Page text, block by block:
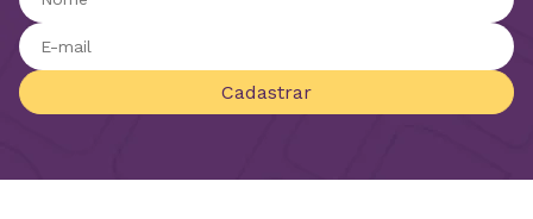
Cadastrar